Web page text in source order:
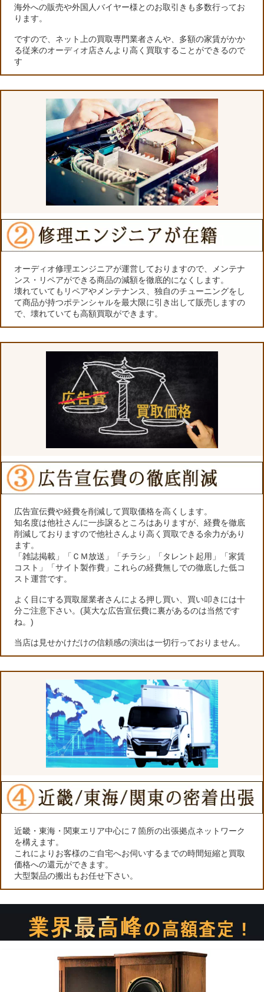
海外への販売や外国人バイヤー様とのお取引きも多数行ってお
ります。
ですので、ネット上の買取専門業者さんや、多額の家賃がかか
る従来のオーディオ店さんより高く買取することができるので
す
オーディオ修理エンジニアが運営しておりますので、メンテナ
ンス・リペアができる商品の減額を徹底的になくします。
壊れていてもリペアやメンテナンス、独自のチューニングをし
て商品が持つポテンシャルを最大限に引き出して販売しますの
で、壊れていても高額買取ができます。
広告宣伝費や経費を削減して買取価格を高くします。
知名度は他社さんに一歩譲るところはありますが、経費を徹底
削減しておりますので他社さんより高く買取できる余力があり
ます。
「雑誌掲載」「ＣＭ放送」「チラシ」「タレント起用」「家賃
コスト」「サイト製作費」これらの経費無しでの徹底した低コ
スト運営です。
よく目にする買取屋業者さんによる押し買い、買い叩きには十
分ご注意下さい。(莫大な広告宣伝費に裏があるのは当然です
ね。)
当店は見せかけだけの信頼感の演出は一切行っておりません。
近畿・東海・関東エリア中心に７箇所の出張拠点ネットワーク
を構えます。
これによりお客様のご自宅へお伺いするまでの時間短縮と買取
価格への還元ができます。
大型製品の搬出もお任せ下さい。